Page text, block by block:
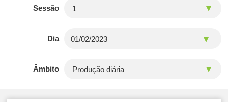
Sessão
Dia
Âmbito